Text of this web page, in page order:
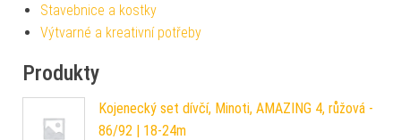
Stavebnice a kostky
Výtvarné a kreativní potřeby
Produkty
Kojenecký set dívčí, Minoti, AMAZING 4, růžová -
86/92 | 18-24m